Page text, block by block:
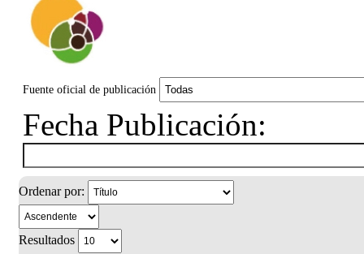
Fuente oficial de publicación
Fecha Publicación:
Ordenar por:
Resultados